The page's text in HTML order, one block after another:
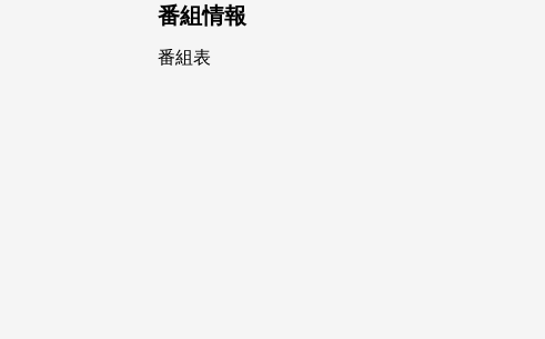
番組情報
番組表